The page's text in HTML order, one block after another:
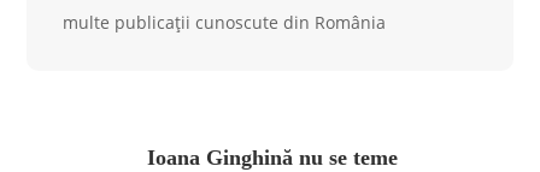
multe publicații cunoscute din România
Ioana Ginghină nu se teme